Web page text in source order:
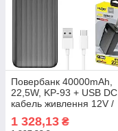
Повербанк 40000mAh,
22,5W, KP-93 + USB DC
кабель живлення 12V /
Зовнішній акумулятор /
Power bank
1 328,13 ₴